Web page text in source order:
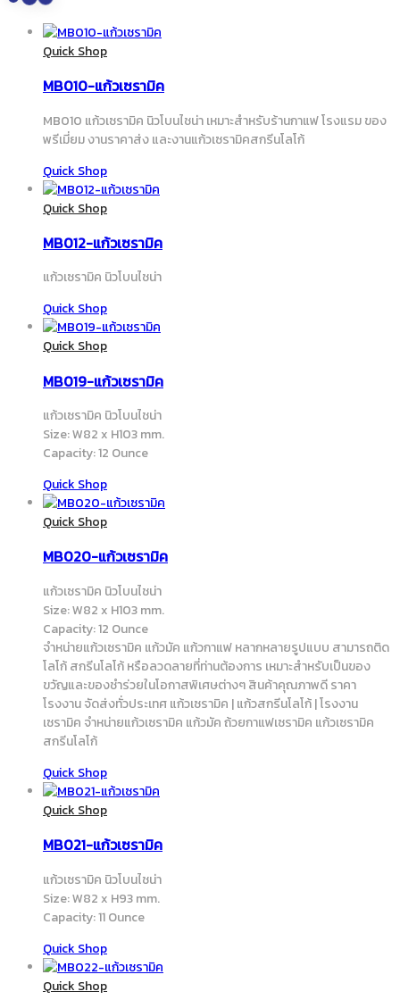
Quick Shop
MB010-แก้วเซรามิค
MB010 แก้วเซรามิค นิวโบนไชน่า เหมาะสำหรับร้านกาแฟ โรงแรม ของ
พรีเมี่ยม งานราคาส่ง และงานแก้วเซรามิคสกรีนโลโก้
Quick Shop
Quick Shop
MB012-แก้วเซรามิค
แก้วเซรามิค นิวโบนไชน่า
Quick Shop
Quick Shop
MB019-แก้วเซรามิค
แก้วเซรามิค นิวโบนไชน่า
Size: W82 x H103 mm.
Capacity: 12 Ounce
Quick Shop
Quick Shop
MB020-แก้วเซรามิค
แก้วเซรามิค นิวโบนไชน่า
Size: W82 x H103 mm.
Capacity: 12 Ounce
จำหน่ายแก้วเซรามิค แก้วมัค แก้วกาแฟ หลากหลายรูปแบบ สามารถติด
โลโก้ สกรีนโลโก้ หรือลวดลายที่ท่านต้องการ เหมาะสำหรับเป็นของ
ขวัญและของชำร่วยในโอกาสพิเศษต่างๆ สินค้าคุณภาพดี ราคา
โรงงาน จัดส่งทั่วประเทศ แก้วเซรามิค | แก้วสกรีนโลโก้ | โรงงาน
เซรามิค จำหน่ายแก้วเซรามิค แก้วมัค ถ้วยกาแฟเซรามิค แก้วเซรามิค
สกรีนโลโก้
Quick Shop
Quick Shop
MB021-แก้วเซรามิค
แก้วเซรามิค นิวโบนไชน่า
Size: W82 x H93 mm.
Capacity: 11 Ounce
Quick Shop
Quick Shop